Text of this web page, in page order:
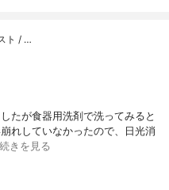
ト / …
たが食器用洗剤で洗ってみると
れしていなかったので、日光消
続きを見る